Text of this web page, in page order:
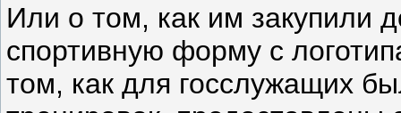
Или о том, как им закупили
спортивную форму с
том, как для госслужащих